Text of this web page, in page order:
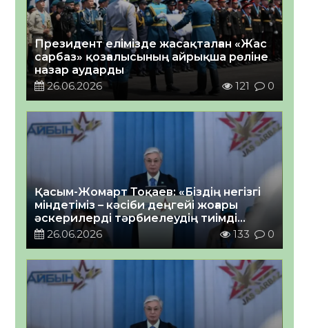
Президент елімізде жасақталған «Жас
сарбаз» қозғалысының айрықша рөліне
назар аударды
26.06.2026
121 0
Қасым-Жомарт Тоқаев: «Біздің негізгі
міндетіміз – кәсіби деңгейі жоғары
әскерилерді тәрбиелеудің тиімді
жүйесін қалыптастыру»
26.06.2026 133 0